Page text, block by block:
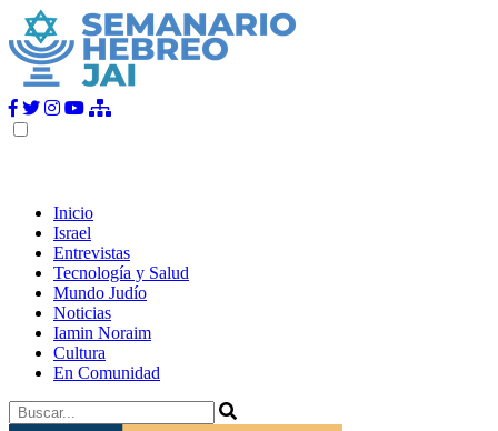
Inicio
Israel
Entrevistas
Tecnología y Salud
Mundo Judío
Noticias
Iamin Noraim
Cultura
En Comunidad